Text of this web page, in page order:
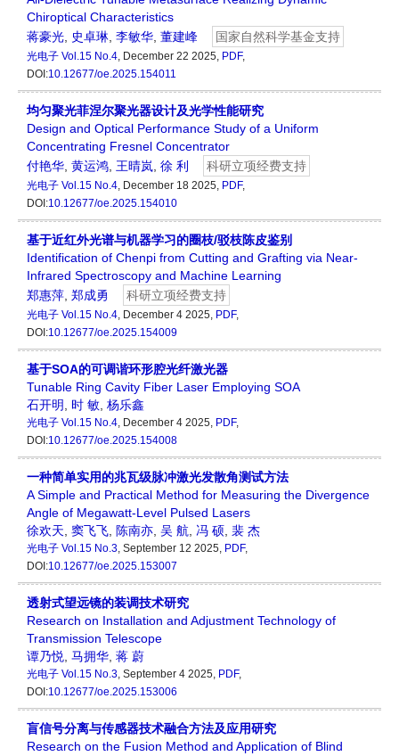
Chiroptical Characteristics
蒋豪光, 史卓琳, 李敏华, 董建峰 国家自然科学基金支持
光电子 Vol.15 No.4, December 22 2025, PDF,
DOI:10.12677/oe.2025.154011
均匀聚光菲涅尔聚光器设计及光学性能研究
Design and Optical Performance Study of a Uniform
Concentrating Fresnel Concentrator
付艳华, 黄运鸿, 王晴岚, 徐 利 科研立项经费支持
光电子 Vol.15 No.4, December 18 2025, PDF,
DOI:10.12677/oe.2025.154010
基于近红外光谱与机器学习的圈枝/驳枝陈皮鉴别
Identification of Chenpi from Cutting and Grafting via Near-
Infrared Spectroscopy and Machine Learning
郑惠萍, 郑成勇 科研立项经费支持
光电子 Vol.15 No.4, December 4 2025, PDF,
DOI:10.12677/oe.2025.154009
基于SOA的可调谐环形腔光纤激光器
Tunable Ring Cavity Fiber Laser Employing SOA
石开明, 时 敏, 杨乐鑫
光电子 Vol.15 No.4, December 4 2025, PDF,
DOI:10.12677/oe.2025.154008
一种简单实用的兆瓦级脉冲激光发散角测试方法
A Simple and Practical Method for Measuring the Divergence
Angle of Megawatt-Level Pulsed Lasers
徐欢天, 窦飞飞, 陈南亦, 吴 航, 冯 硕, 裴 杰
光电子 Vol.15 No.3, September 12 2025, PDF,
DOI:10.12677/oe.2025.153007
透射式望远镜的装调技术研究
Research on Installation and Adjustment Technology of
Transmission Telescope
谭乃悦, 马拥华, 蒋 蔚
光电子 Vol.15 No.3, September 4 2025, PDF,
DOI:10.12677/oe.2025.153006
盲信号分离与传感器技术融合方法及应用研究
Research on the Fusion Method and Application of Blind